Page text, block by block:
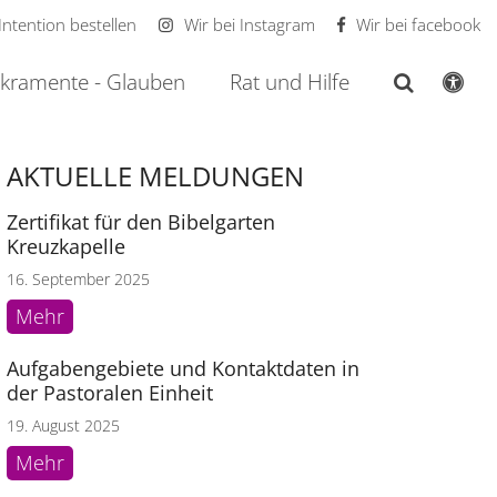
Intention bestellen Wir bei Instagram Wir bei facebook
- Glauben Rat und Hilfe
AKTUELLE MELDUNGEN
Zertifikat für den Bibelgarten
Kreuzkapelle
16. September 2025
Mehr
Aufgabengebiete und Kontaktdaten in
der Pastoralen Einheit
19. August 2025
Mehr